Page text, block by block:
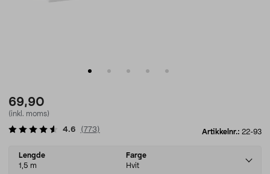
69,90
(inkl. moms)
Artikkelnr.: 22-93
4.6 (773)
Select
variant
Lengde
1,5 m
Farge
Hvit